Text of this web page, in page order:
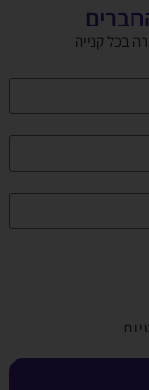
בכל קנייה